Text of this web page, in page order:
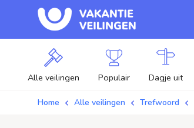
Alle veilingen Populair Dagje uit
Home Alle veilingen Trefwoord